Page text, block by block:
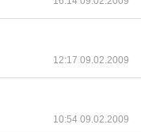
12:17 09.02.2009
10:54 09.02.2009